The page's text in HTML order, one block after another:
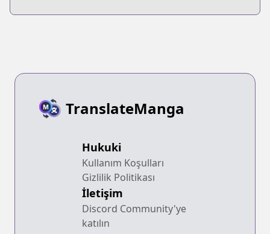
TranslateManga
Hukuki
Kullanım Koşulları
Gizlilik Politikası
İletişim
Discord Community'ye
katılın